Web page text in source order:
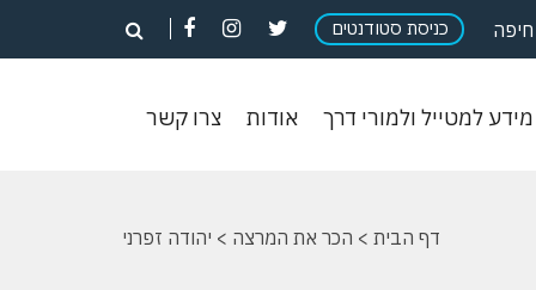
פתח
חיפוש
כניסת סטודנטים פתחפתח
חיפוש
פתח
חיפוש
חיפה
מידע למטייל ולמורי דרךמידעאודות אודות
צרו קשרצרו
דף הבית > הכר את המרצה > יהודה זפרני